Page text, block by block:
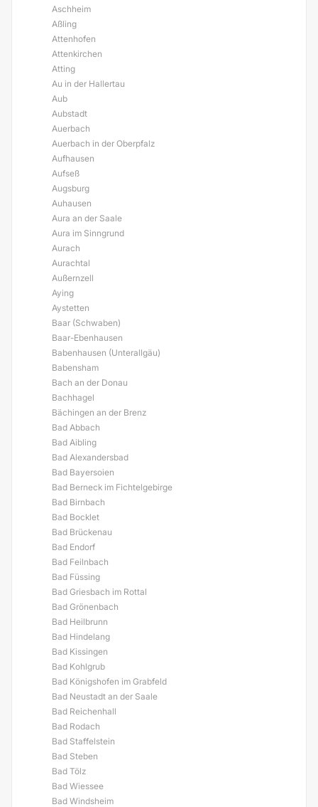
Aschheim
Aßling
Attenhofen
Attenkirchen
Atting
Au in der Hallertau
Aub
Aubstadt
Auerbach
Auerbach in der Oberpfalz
Aufhausen
Aufseß
Augsburg
Auhausen
Aura an der Saale
Aura im Sinngrund
Aurach
Aurachtal
Außernzell
Aying
Aystetten
Baar (Schwaben)
Baar-Ebenhausen
Babenhausen (Unterallgäu)
Babensham
Bach an der Donau
Bachhagel
Bächingen an der Brenz
Bad Abbach
Bad Aibling
Bad Alexandersbad
Bad Bayersoien
Bad Berneck im Fichtelgebirge
Bad Birnbach
Bad Bocklet
Bad Brückenau
Bad Endorf
Bad Feilnbach
Bad Füssing
Bad Griesbach im Rottal
Bad Grönenbach
Bad Heilbrunn
Bad Hindelang
Bad Kissingen
Bad Kohlgrub
Bad Königshofen im Grabfeld
Bad Neustadt an der Saale
Bad Reichenhall
Bad Rodach
Bad Staffelstein
Bad Steben
Bad Tölz
Bad Wiessee
Bad Windsheim